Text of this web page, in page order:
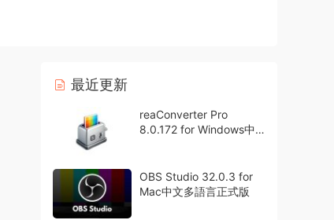
最近更新
reaConverter Pro
8.0.172 for Windows中
OBS Studio 32.0.3 for
Mac中文多語言正式版